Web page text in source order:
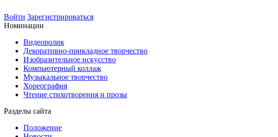
Войти Зарегистрироваться
Номинации
Видеоролик
Декоративно-прикладное творчество
Изобразительное искусство
Компьютерный коллаж
Музыкальное творчество
Хореография
Чтение стихотворения и прозы
Разделы сайта
Положение